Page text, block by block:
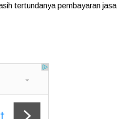
tertundanya pembayaran jasa